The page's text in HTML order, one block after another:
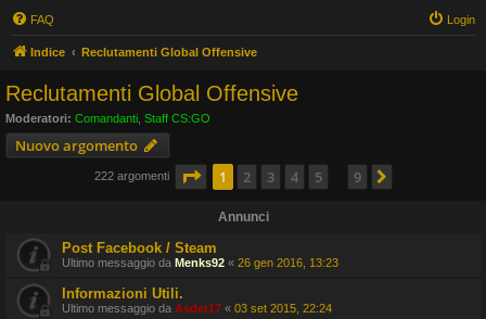
FAQ Login
Indice Reclutamenti Global Offensive
Reclutamenti Global Offensive
Moderatori: Comandanti Staff CS:GO
Nuovo argomento
222 argomenti Pagina di
1 2 3 4 5 9
Annunci
Post Facebook / Steam
Ultimo messaggio da Menks92 « 26 gen 2016, 13:23
Informazioni Utili.
Ultimo messaggio da Asder17 « 03 set 2015, 22:24